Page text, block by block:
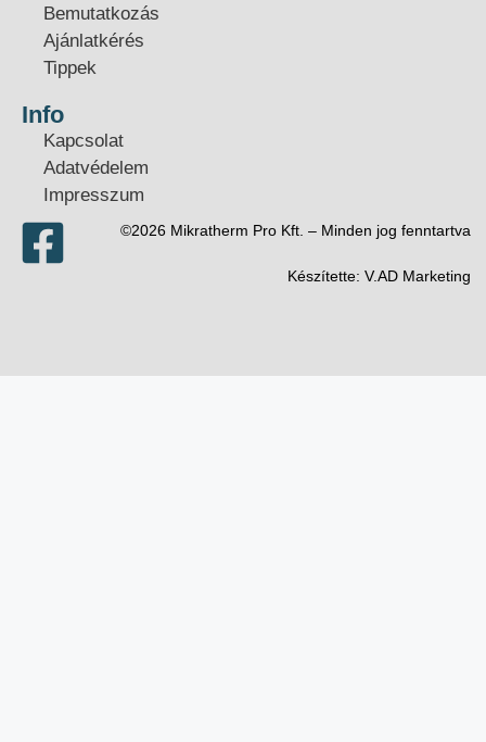
Bemutatkozás
Ajánlatkérés
Tippek
Info
Kapcsolat
Adatvédelem
Impresszum
©2026 Mikratherm Pro Kft. – Minden jog fenntartva​
Készítette: V.AD Marketing